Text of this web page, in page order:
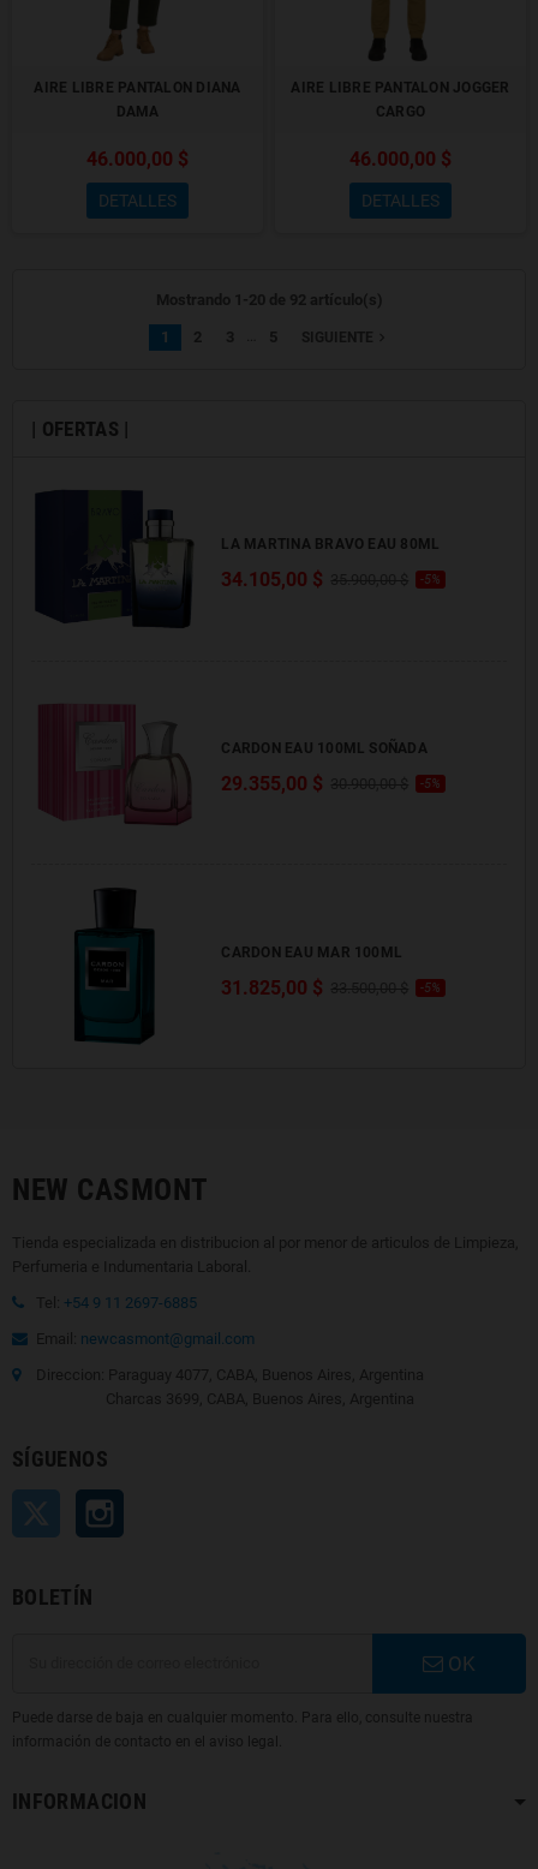
| OFERTAS |
LA MARTINA BRAVO EAU 80ML
34.105,00 $ -5%
CARDON EAU 100ML SOÑADA
29.355,00 $ -5%
CARDON EAU MAR 100ML
31.825,00 $ -5%
AIRE LIBRE PANTALON DIANA
DAMA
46.000,00 $
DETALLES
AIRE LIBRE PANTALON JOGGER
CARGO
46.000,00 $
DETALLES
Mostrando 1-20 de 92 artículo(s)
1 2 3 5 SIGUIENTE
NEW CASMONT
Tienda especializada en distribucion al por menor de articulos de Limpieza,
Perfumeria e Indumentaria Laboral.
Tel: +54 9 11 2697-6885
Email: newcasmont@gmail.com
Direccion: Paraguay 4077, CABA, Buenos Aires, Argentina
Charcas 3699, CABA, Buenos Aires, Argentina
SÍGUENOS
Twitter
BOLETÍN
OK
Puede darse de baja en cualquier momento. Para ello, consulte nuestra
información de contacto en el aviso legal.
INFORMACION